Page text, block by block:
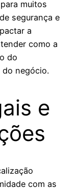
muitos
segurança e
a
como a
do
negócio.
e
com as